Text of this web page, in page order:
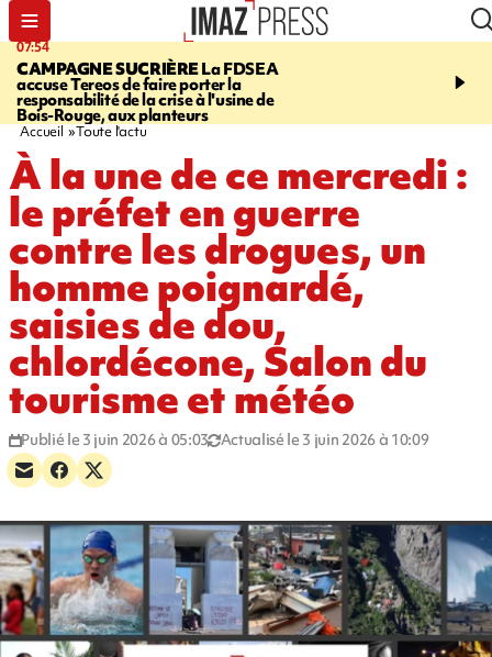
07:54
CAMPAGNE SUCRIÈRELa FDSEA
accuse Tereos de faire porter la
responsabilité de la crise à l'usine de
Bois-Rouge, aux planteurs
09:38
d'un lot de sauté de
Accueil Toute l'actu
À la une de ce mercredi :
le préfet en guerre
contre les drogues, un
homme poignardé,
saisies de dou,
chlordécone, Salon du
tourisme et météo
Publié le 3 juin 2026 à 05:03 Actualisé le 3 juin 2026 à 10:09